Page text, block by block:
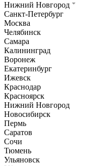
Нижний Новгород
Санкт-Петербург
Москва
Челябинск
Самара
Калининград
Воронеж
Екатеринбург
Ижевск
Краснодар
Красноярск
Нижний Новгород
Новосибирск
Пермь
Саратов
Сочи
Тюмень
Ульяновск